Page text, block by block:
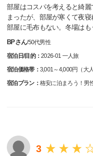
部屋はコスパを考えると綺
まったが、部屋が寒くて夜
部屋に毛布もない。冬場はも
BPさん/50代男性
宿泊日/目的：2026-01 一人旅
宿泊価格帯： 3,001～4,000円（大
宿泊プラン： 格安に泊まろう！男
3